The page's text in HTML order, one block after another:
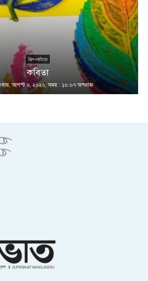
শিল্প-সাহিত্য
কবিতা
আগস্ট ৬, ২০২৬; সময় : ১০:০৭ অপরাহ্ণ